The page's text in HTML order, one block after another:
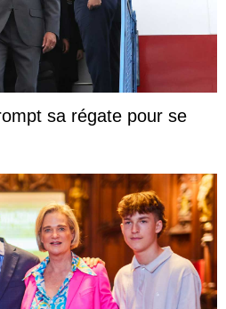
sa régate pour se